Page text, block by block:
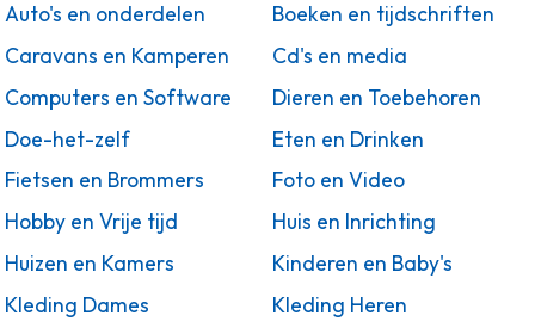
Auto's en onderdelen
Boeken en tijdschriften
Caravans en Kamperen
Cd's en media
Computers en Software
Dieren en Toebehoren
Doe-het-zelf
Eten en Drinken
Fietsen en Brommers
Foto en Video
Hobby en Vrije tijd
Huis en Inrichting
Huizen en Kamers
Kinderen en Baby's
Kleding Dames
Kleding Heren